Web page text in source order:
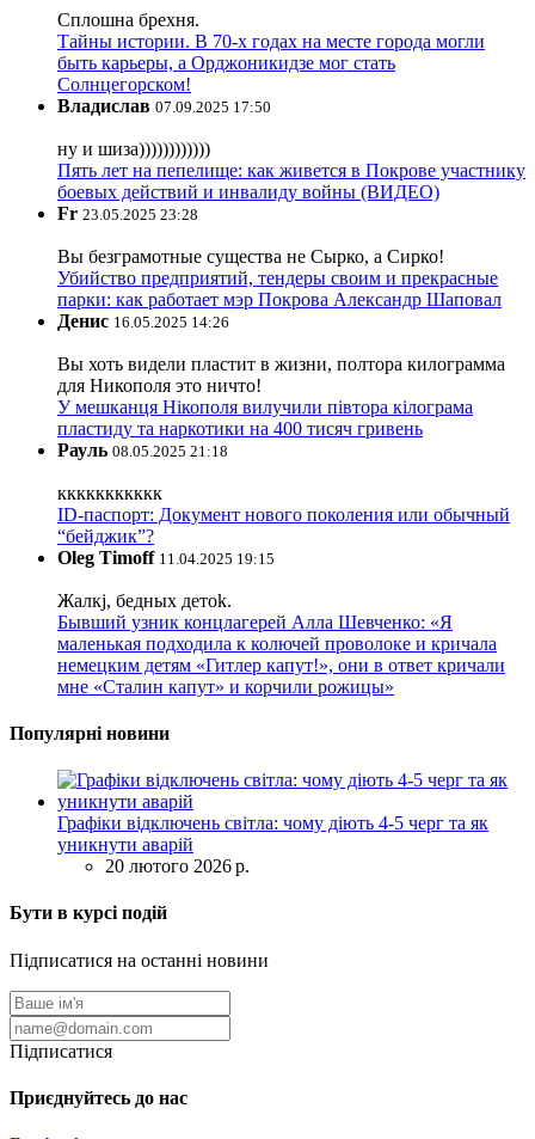
Сплошна брехня.
Тайны истории. В 70-х годах на месте города могли
быть карьеры, а Орджоникидзе мог стать
Солнцегорском!
Владислав 07.09.2025 17:50
ну и шиза))))))))))))
Пять лет на пепелище: как живется в Покрове участнику
боевых действий и инвалиду войны (ВИДЕО)
Fr 23.05.2025 23:28
Вы безграмотные существа не Сырко, а Сирко!
Убийство предприятий, тендеры своим и прекрасные
парки: как работает мэр Покрова Александр Шаповал
Денис 16.05.2025 14:26
Вы хоть видели пластит в жизни, полтора килограмма
для Никополя это ничто!
У мешканця Нікополя вилучили півтора кілограма
пластиду та наркотики на 400 тисяч гривень
Рауль 08.05.2025 21:18
ккккккккккк
ID-паспорт: Документ нового поколения или обычный
“бейджик”?
Oleg Timoff 11.04.2025 19:15
Жалкj, бедных детok.
Бывший узник концлагерей Алла Шевченко: «Я
маленькая подходила к колючей проволоке и кричала
немецким детям «Гитлер капут!», они в ответ кричали
мне «Сталин капут» и корчили рожицы»
Популярні новини
Графіки відключень світла: чому діють 4-5 черг та як
уникнути аварій
20 лютого 2026 р.
Бути в курсі подій
Підписатися на останні новини
Підписатися
Приєднуйтесь до нас